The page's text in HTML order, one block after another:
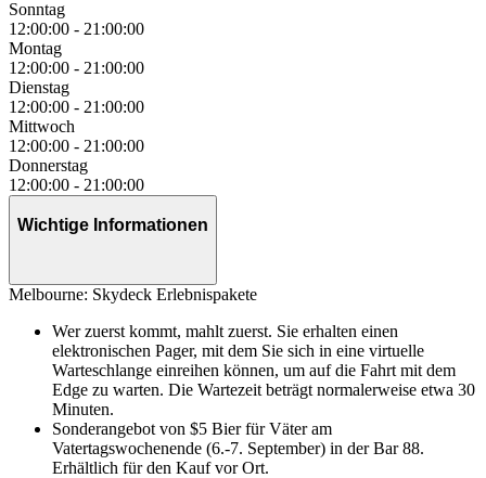
Sonntag
12:00:00 - 21:00:00
Montag
12:00:00 - 21:00:00
Dienstag
12:00:00 - 21:00:00
Mittwoch
12:00:00 - 21:00:00
Donnerstag
12:00:00 - 21:00:00
Wichtige Informationen
Melbourne: Skydeck Erlebnispakete
Wer zuerst kommt, mahlt zuerst. Sie erhalten einen
elektronischen Pager, mit dem Sie sich in eine virtuelle
Warteschlange einreihen können, um auf die Fahrt mit dem
Edge zu warten. Die Wartezeit beträgt normalerweise etwa 30
Minuten.
Sonderangebot von $5 Bier für Väter am
Vatertagswochenende (6.-7. September) in der Bar 88.
Erhältlich für den Kauf vor Ort.